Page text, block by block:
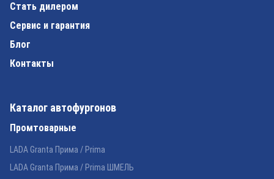
Стать дилером
Сервис и гарантия
Блог
Контакты
Каталог автофургонов
Промтоварные
LADA Granta Прима / Prima
LADA Granta Прима / Prima ШМЕЛЬ